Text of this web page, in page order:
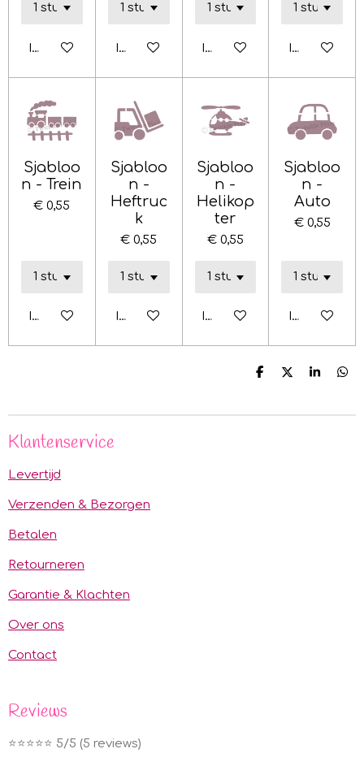
In winkelwagenIn winkelwagenIn winkelwagenIn
Sjabloo
n - Trein
€ 0,55
In winkelwagen
Sjabloo
n -
Heftruc
k
€ 0,55
In winkelwagen
Sjabloo
n -
Helikop
ter
€ 0,55
In winkelwagen
Sjabloo
n -
Auto
€ 0,55
In
D
e
D
l
S
r
D
e
Klantenservice
Levertijd
Verzenden & Bezorgen
Betalen
Retourneren
Garantie & Klachten
Over ons
Contact
Reviews
⭐️⭐️⭐️⭐️⭐️ 5/5 (5 reviews)